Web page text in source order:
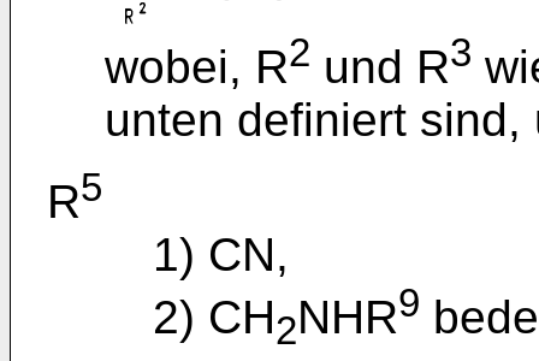
wobei, R2 und R3
unten definiert sind,
R5
1) CN,
2) CH2NHR9